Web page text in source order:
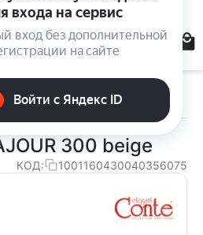
300 beige
КОД: 1001160430040356075